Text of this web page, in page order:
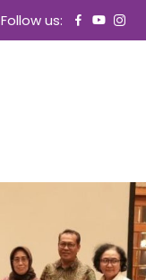
Follow us: